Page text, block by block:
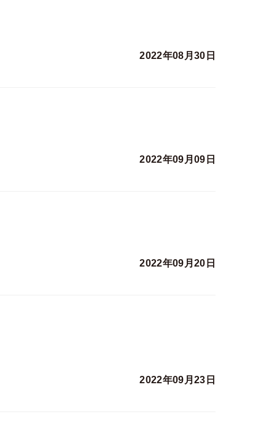
2022年08月30日
2022年09月09日
2022年09月20日
2022年09月23日